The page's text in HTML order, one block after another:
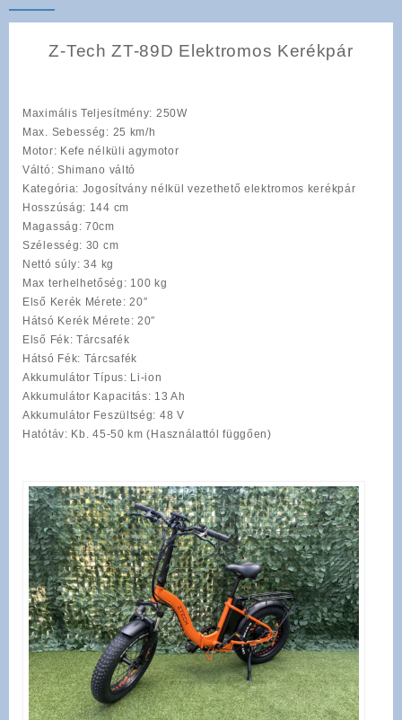
Z-Tech ZT-89D Elektromos Kerékpár
Maximális Teljesítmény: 250W
Max. Sebesség : 25 km/h
Motor: Kefe nélküli agymotor
Váltó : Shimano váltó
Kategória: Jogosítvány nélkül vezethető elektromos kerékpár
Hosszúság: 144 cm
Magasság : 70cm
Szélesség: 30 cm
Nettó súly: 34 kg
Max terhelhetőség : 100 kg
Első Kerék Mérete : 20″
Hátsó Kerék Mérete : 20″
Első Fék: Tárcsafék
Hátsó Fék: Tárcsafék
Akkumulátor Típus: Li-ion
Akkumulátor Kapacitás: 13 Ah
Akkumulátor Feszültség: 48 V
Hatótáv: Kb. 45-50 km (Használattól függően)